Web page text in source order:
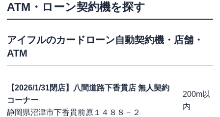
ATM・ローン契約機を探す
アイフルのカードローン自動契約機・店舗・
ATM
【2026/1/31閉店】八間道路下香貫店 無人契約
コーナー
静岡県沼津市下香貫前原１４８８－２
200m以
内